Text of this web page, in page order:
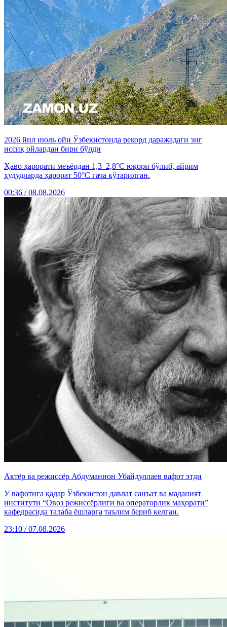
2026 йил июль ойи Ўзбекистонда рекорд даражадаги энг
иссиқ ойлардан бири бўлди
Ҳаво ҳарорати меъёрдан 1,3–2,8°C юқори бўлиб, айрим
ҳудудларда ҳарорат 50°C гача кўтарилган.
00:36 / 08.08.2026
Актёр ва режиссёр Абдуманнон Убайдуллаев вафот этди
У вафотига қадар Ўзбекистон давлат санъат ва маданият
институти “Овоз режиссёрлиги ва операторлик маҳорати”
кафедрасида талаба ёшларга таълим бериб келган.
23:10 / 07.08.2026